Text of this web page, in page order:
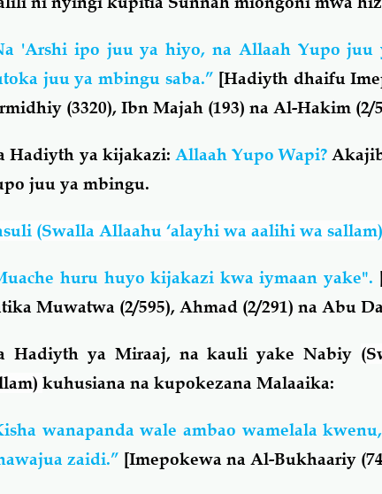
'Arshi ipo juu ya hiyo, na Allaah Yupo juu
juu ya mbingu saba.” [Hadiyth dhaifu
(3320), Ibn Majah (193) na Al-Hakim (2/
Hadiyth ya kijakazi: Allaah Yupo Wapi?
juu ya mbingu.
(Swalla Allaahu ‘alayhi wa aalihi wa sallam)
huru huyo kijakazi kwa iymaan yake".
Muwatwa (2/595), Ahmad (2/291) na Abu
Hadiyth ya Miraaj, na kauli yake Nabiy
kuhusiana na kupokezana Malaaika:
wanapanda wale ambao wamelala
zaidi.” [Imepokewa na Al-Bukhaariy